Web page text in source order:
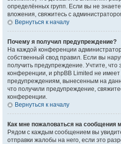
определённых групп. Если вы не
вложения, свяжитесь с
Вернуться к началу
Почему я получил предупреждение?
На каждой конференции
собственный свод правил. Если вы
получить предупреждение. Учтите,
конференции, и phpBB Limited не имеет
предупреждениям, вынесенным на
что получили предупреждение,
конференции.
Вернуться к началу
Как мне пожаловаться на сообщения
Рядом с каждым сообщением вы
отправки жалобы на него, если это